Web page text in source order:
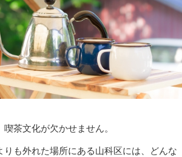
茶文化が欠かせません。
りも外れた場所にある山科区には、どんな